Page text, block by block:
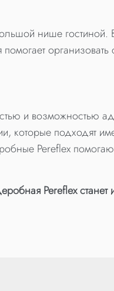
нише гостиной.
и возможностью
которые подходят
Pereflex
Pereflex